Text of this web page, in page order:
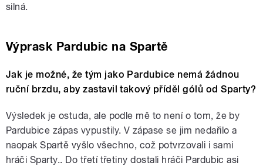
silná.
Výprask Pardubic na Spartě
Jak je možné, že tým jako Pardubice nemá žádnou
ruční brzdu, aby zastavil takový příděl gólů od Sparty?
Výsledek je ostuda, ale podle mě to není o tom, že by
Pardubice zápas vypustily. V zápase se jim nedařilo a
naopak Spartě vyšlo všechno, což potvrzovali i sami
hráči Sparty.. Do třetí třetiny dostali hráči Pardubic asi